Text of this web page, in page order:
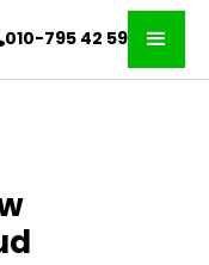
010-795 42 59